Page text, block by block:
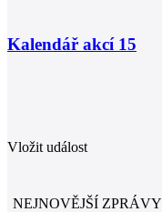
Kalendář akcí 15
Vložit událost
NEJNOVĚJŠÍ ZPRÁVY